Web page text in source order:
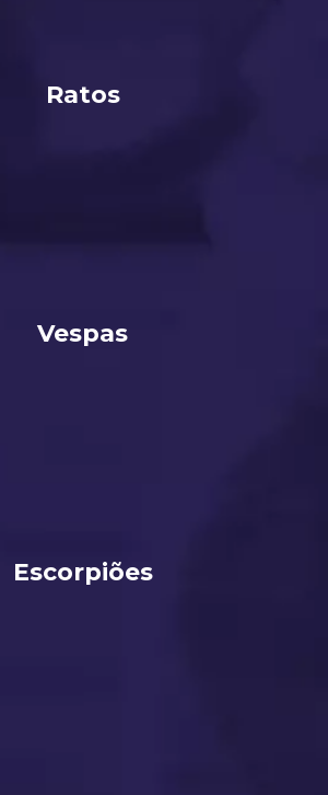
Ratos
Vespas
Escorpiões